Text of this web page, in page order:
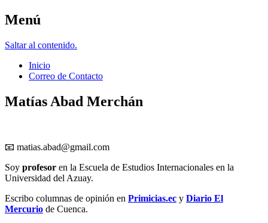
Menú
Saltar al contenido.
Inicio
Correo de Contacto
Matías Abad Merchán
📧 matias.abad@gmail.com
Soy profesor en la Escuela de Estudios Internacionales en la
Universidad del Azuay.
Escribo columnas de opinión en Primicias.ec y Diario El
Mercurio de Cuenca.